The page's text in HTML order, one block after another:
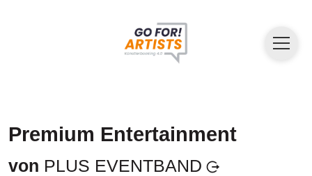
Premium Entertainment
von PLUS EVENTBAND